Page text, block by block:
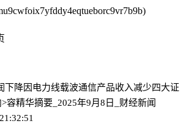
下降因电力线载波通信产品收入减少四大证
容精华摘要_2025年9月8日_财经新闻